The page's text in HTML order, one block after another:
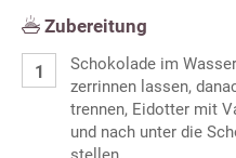
Zubereitung
Schokolade im
zerrinnen lassen,
trennen, Eidotter mit
und nach unter die